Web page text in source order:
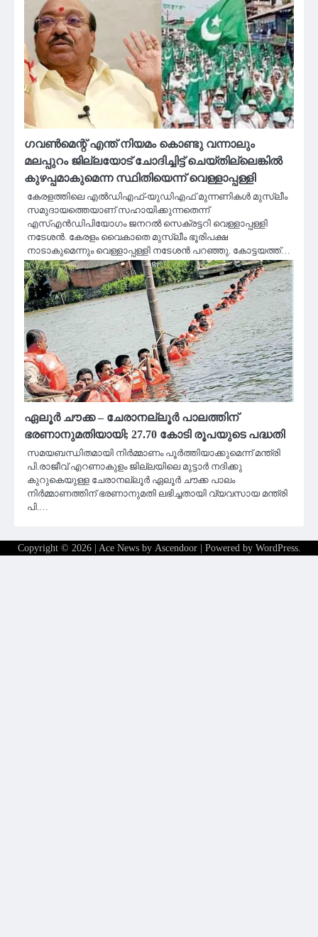
​ഗവൺമെന്റ് എന്ത് നിയമം കൊണ്ടു വന്നാലും
മലപ്പുറം ജില്ലയോട് ചോദിച്ചിട്ട് ചെയ്തില്ലെങ്കിൽ
കുഴപ്പമാകുമെന്ന സ്ഥിതിയെന്ന് വെള്ളാപ്പള്ളി
കേരളത്തിലെ എൽഡിഎഫ്-യുഡിഎഫ് മുന്നണികൾ മുസ്ലീം
സമു​ദായത്തെയാണ് സഹായിക്കുന്നതെന്ന്
എസ്എൻഡിപിയോ​ഗം ജനറൽ സെക്രട്ടറി വെള്ളാപ്പള്ളി
നടേശൻ. കേരളം വൈകാതെ മുസ്ലീം ഭൂരിപക്ഷ
നാടാകുമെന്നും വെള്ളാപ്പള്ളി നടേശൻ പറഞ്ഞു. കോട്ടയത്ത്…
ഏലൂർ ചൗക്ക – ചേരാനല്ലൂർ പാലത്തിന്
ഭരണാനുമതിയായി; 27.70 കോടി രൂപയുടെ പദ്ധതി
സമയബന്ധിതമായി നിർമ്മാണം പൂർത്തിയാക്കുമെന്ന് മന്ത്രി
പി.രാജീവ് എറണാകുളം ജില്ലയിലെ മുട്ടാർ നദിക്കു
കുറുകെയുള്ള ചേരാനല്ലൂർ ഏലൂർ ചൗക്ക പാലം
നിര്‍മ്മാണത്തിന് ഭരണാനുമതി ലഭിച്ചതായി വ്യവസായ മന്ത്രി
പി.…
Copyright © 2026 | Ace News by Ascendoor| Powered by WordPress.